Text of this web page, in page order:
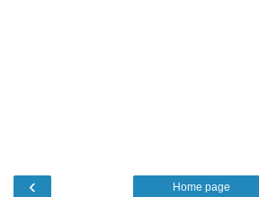
‹ Home page